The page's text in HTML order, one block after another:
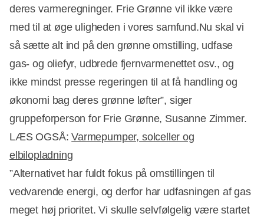
deres varmeregninger. Frie Grønne vil ikke være
med til at øge uligheden i vores samfund.Nu skal vi
så sætte alt ind på den grønne omstilling, udfase
gas- og oliefyr, udbrede fjernvarmenettet osv., og
ikke mindst presse regeringen til at få handling og
økonomi bag deres grønne løfter”, siger
gruppeforperson for Frie Grønne, Susanne Zimmer.
LÆS OGSÅ:Varmepumper, solceller og
elbilopladning
”Alternativet har fuldt fokus på omstillingen til
vedvarende energi, og derfor har udfasningen af gas
meget høj prioritet. Vi skulle selvfølgelig være startet